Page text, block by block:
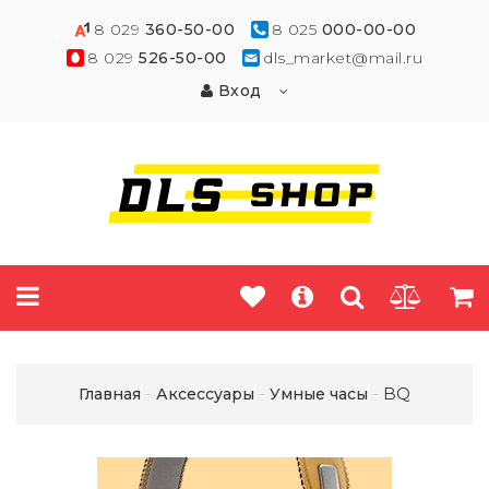
8 029 360-50-00 8 025 000-00-00
8 029 526-50-00
dls_market@mail.ru
Вход
Главная Аксессуары Умные часы BQ